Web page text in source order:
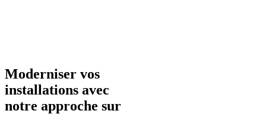
Moderniser vos
installations avec
notre approche sur